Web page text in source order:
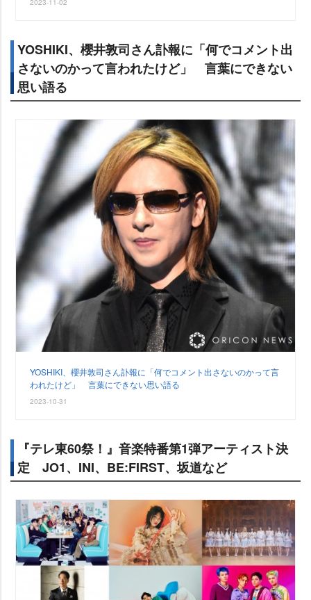
2023-11-02
YOSHIKI、櫻井敦司さん訃報に「何でコメント出
さないのかって言われたけど」 言葉にできない
思い語る
YOSHIKI、櫻井敦司さん訃報に「何でコメント出さないのかって言
われたけど」 言葉にできない思い語る
2023-10-31
『テレ東60祭！』音楽特番第1弾アーティスト決
定 JO1、INI、BE:FIRST、坂道など